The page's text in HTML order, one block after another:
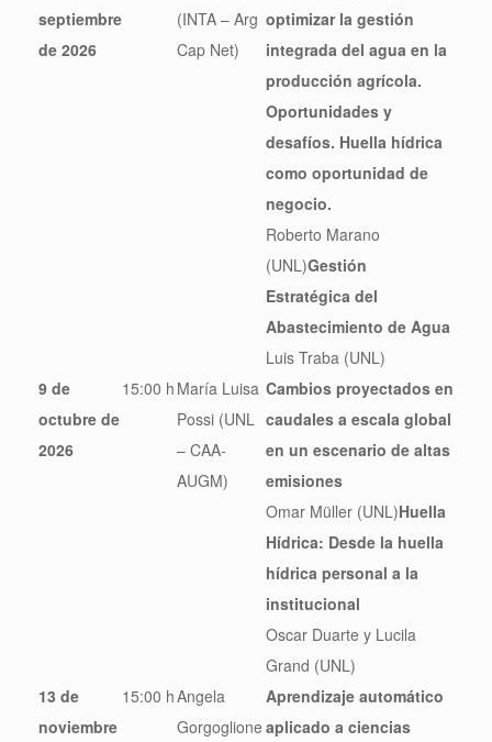
septiembre
de 2026
(INTA – Arg
Cap Net)
optimizar la gestión
integrada del agua en la
producción agrícola.
Oportunidades y
desafíos. Huella hídrica
como oportunidad de
negocio.
Roberto Marano
(UNL)Gestión
Estratégica del
Abastecimiento de Agua
Luis Traba (UNL)
9 de
octubre de
2026
15:00 h María Luisa
Possi (UNL
– CAA-
AUGM)
Cambios proyectados en
caudales a escala global
en un escenario de altas
emisiones
Omar Müller (UNL)Huella
Hídrica: Desde la huella
hídrica personal a la
institucional
Oscar Duarte y Lucila
Grand (UNL)
13 de
noviembre
15:00 hAngela
Gorgoglione
Aprendizaje automático
aplicado a ciencias